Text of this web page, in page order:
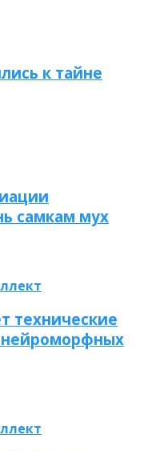
к тайне
самкам мух
технические
нейроморфных